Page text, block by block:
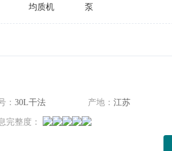
均质机 泵
： 30L干法 产地： 江苏
完整度：